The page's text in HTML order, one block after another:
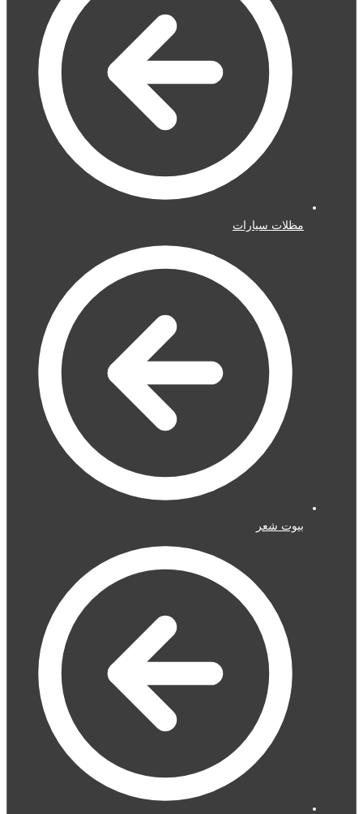
مظلات سيارات
بيوت شعر